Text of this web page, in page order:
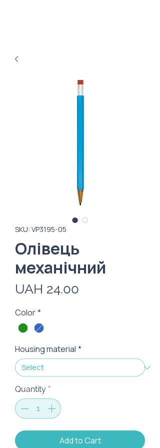
SKU: VP3195-05
Олівець
механічний
UAH 24.00
Color*
Housing material *
Quantity *
Add to Cart